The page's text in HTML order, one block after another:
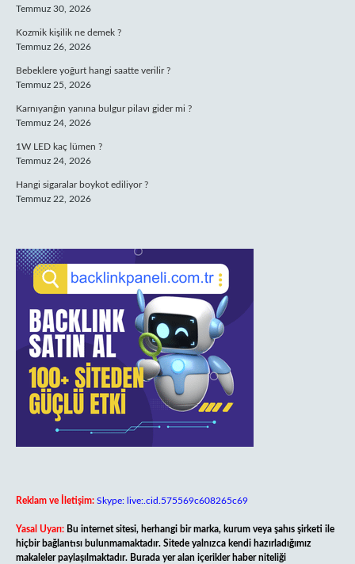
Temmuz 30, 2026
Kozmik kişilik ne demek ?
Temmuz 26, 2026
Bebeklere yoğurt hangi saatte verilir ?
Temmuz 25, 2026
Karnıyarığın yanına bulgur pilavı gider mi ?
Temmuz 24, 2026
1W LED kaç lümen ?
Temmuz 24, 2026
Hangi sigaralar boykot ediliyor ?
Temmuz 22, 2026
Reklam ve İletişim: Skype: live:.cid.575569c608265c69
Yasal Uyarı: Bu internet sitesi, herhangi bir marka, kurum veya şahıs şirketi ile
hiçbir bağlantısı bulunmamaktadır. Sitede yalnızca kendi hazırladığımız
makaleler paylaşılmaktadır. Burada yer alan içerikler haber niteliği